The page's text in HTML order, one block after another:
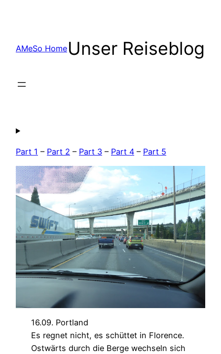
AMeSo Home Unser Reiseblog
Part 1 – Part 2 – Part 3 – Part 4 – Part 5
16.09. Portland
Es regnet nicht, es schüttet in Florence.
Ostwärts durch die Berge wechseln sich